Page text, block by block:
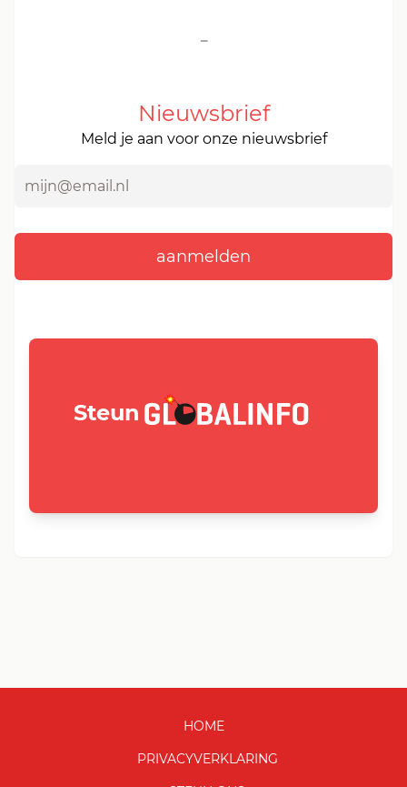
-
Nieuwsbrief
Meld je aan voor onze nieuwsbrief
Steun GLOBALINFO.nl
HOME
PRIVACYVERKLARING